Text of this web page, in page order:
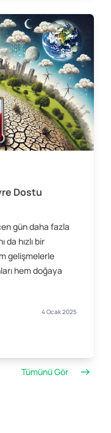
Dostu
gün daha fazla
da hızlı bir
gelişmelerle
hem doğaya
4 Ocak 2025
Tümünü Gör